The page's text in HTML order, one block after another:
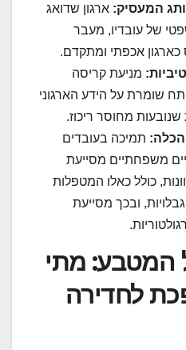
המעסיק: ארגון שדואג
של עובדיו, מעבר
אכפתי ומתקדם.
מניעת קריסה
שומרת על הידע הארגוני
שנובעות מחוסר ריכוז.
תמיכה בעובדים
משפחתיים מסייעת
כולל כאלו המטפלות
ובכך מסייעת
המטבע: מתי
לחדירה